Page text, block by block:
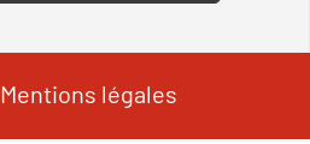
Mentions légales